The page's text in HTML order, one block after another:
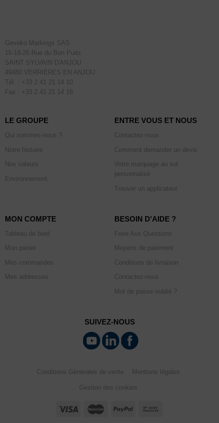
Geveko Markings SAS
16-18-26 Rue du Bon Puits
SAINT SYLVAIN D'ANJOU
49480 VERRIÈRES EN ANJOU
Tél. : +33 2 41 21 14 10
Fax : +33 2 41 21 14 18
LE GROUPE
Qui sommes-nous ?
Notre histoire
Nos valeurs
Environnement
ENTRE VOUS ET NOUS
Contactez-nous
Comment demander un devis
Votre marquage au sol
personnalisé
Trouver un applicateur
MON COMPTE
Tableau de bord
Mon panier
Mes commandes
Mes addresses
BESOIN D'AIDE ?
Foire Aux Questions
Moyens de paiement
Conditions de livraison
Contactez-nous
Mot de passe oublié ?
SUIVEZ-NOUS
Conditions Générales de vente Mentions légales
Gestion des cookies